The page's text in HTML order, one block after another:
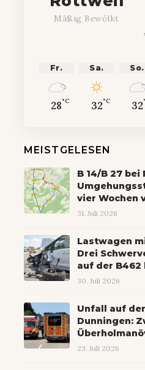
Mäßig Bewölkt
Fr.
28°C
Sa.
32°C
So.
32
MEISTGELESEN
B 14/B 27
vier Wochen
31. Juli 2026
Lastwagen
Drei
auf der
30. Juli 2026
Unfall auf
Dunningen:
23. Juli 2026